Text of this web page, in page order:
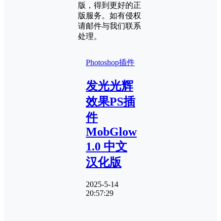
版，得到更好的正
版服务。如有侵权
请邮件与我们联系
处理。
Photoshop插件
发光光辉
效果PS插
件
MobGlow
1.0 中文
汉化版
2025-5-14
20:57:29